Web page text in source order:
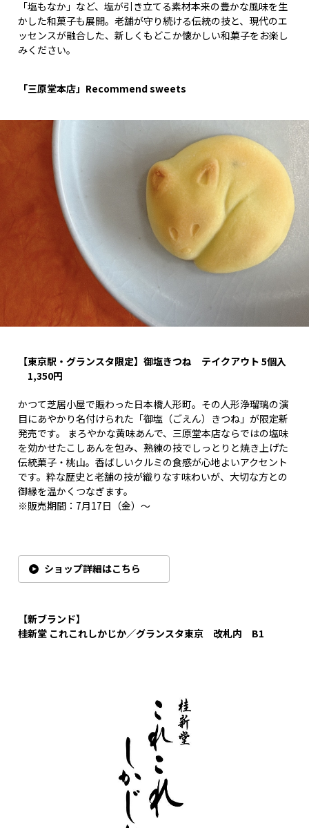
「塩もなか」など、塩が引き立てる素材本来の豊かな風味を生
かした和菓子も展開。老舗が守り続ける伝統の技と、現代のエ
ッセンスが融合した、新しくもどこか懐かしい和菓子をお楽し
みください。
「三原堂本店」Recommend sweets
【東京駅・グランスタ限定】御塩きつね テイクアウト 5個入
1,350円
かつて芝居小屋で賑わった日本橋人形町。その人形浄瑠璃の演
目にあやかり名付けられた「御塩（ごえん）きつね」が限定新
発売です。 まろやかな黄味あんで、三原堂本店ならではの塩味
を効かせたこしあんを包み、熟練の技でしっとりと焼き上げた
伝統菓子・桃山。香ばしいクルミの食感が心地よいアクセント
です。粋な歴史と老舗の技が織りなす味わいが、大切な方との
御縁を温かくつなぎます。
※販売期間：7月17日（金）～
ショップ詳細はこちら
【新ブランド】
桂新堂 これこれしかじか／グランスタ東京 改札内 B1